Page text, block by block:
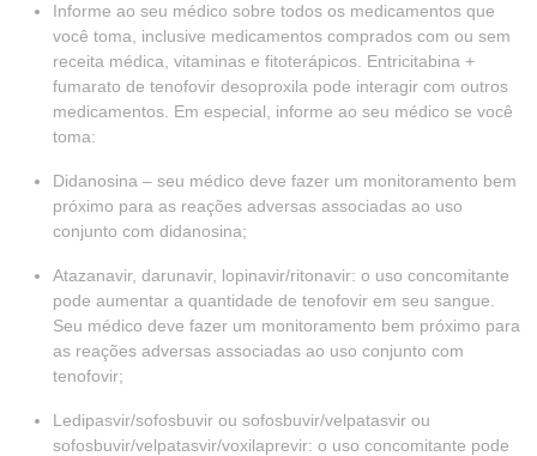
Informe ao seu médico sobre todos os medicamentos que
você toma, inclusive medicamentos comprados com ou sem
receita médica, vitaminas e fitoterápicos. Entricitabina +
fumarato de tenofovir desoproxila pode interagir com outros
medicamentos. Em especial, informe ao seu médico se você
toma:
Didanosina – seu médico deve fazer um monitoramento bem
próximo para as reações adversas associadas ao uso
conjunto com didanosina;
Atazanavir, darunavir, lopinavir/ritonavir: o uso concomitante
pode aumentar a quantidade de tenofovir em seu sangue.
Seu médico deve fazer um monitoramento bem próximo para
as reações adversas associadas ao uso conjunto com
tenofovir;
Ledipasvir/sofosbuvir ou sofosbuvir/velpatasvir ou
sofosbuvir/velpatasvir/voxilaprevir: o uso concomitante pode